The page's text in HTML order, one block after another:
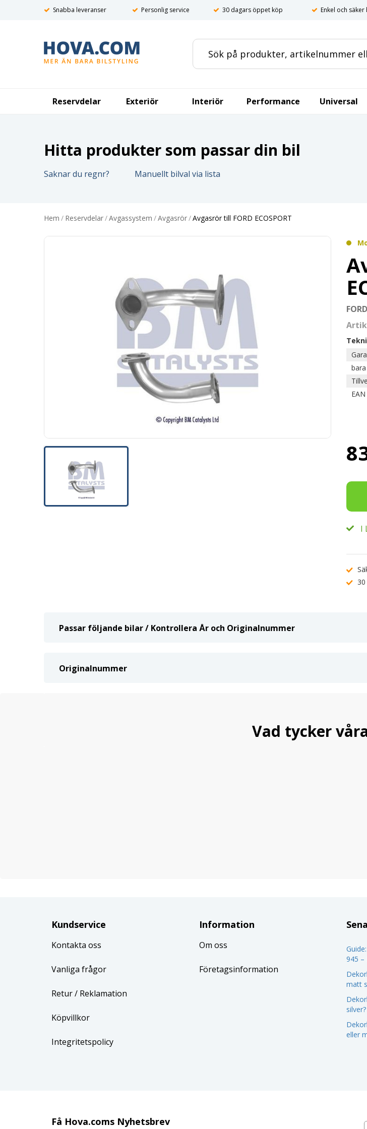
Snabba leveranser Personlig service 30 dagars öppet köp Enkel och
Reservdelar Exteriör Interiör Performance Universal
Hitta produkter som passar din bil
Saknar du regnr? Manuellt bilval via lista
Hem / Reservdelar/Avgassystem /Avgasrör/Avgasrör till FORD ECOSPORT
I
Passar följande bilar / Kontrollera År och Originalnummer
Originalnummer
Vad tycker
Kundservice
Kontakta oss
Vanliga frågor
Retur/ Reklamation
Köpvillkor
Integritetspolicy
Information
Om oss
Företagsinformation
945 –
matt
silver?
eller
Få Hova.coms Nyhetsbrev